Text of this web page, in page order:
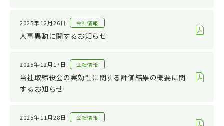
2025年12月26日 会社情報
人事異動に関するお知らせ
2025年12月17日 会社情報
当社取締役会の実効性に関する評価結果の概要に関
するお知らせ
2025年11月28日 会社情報